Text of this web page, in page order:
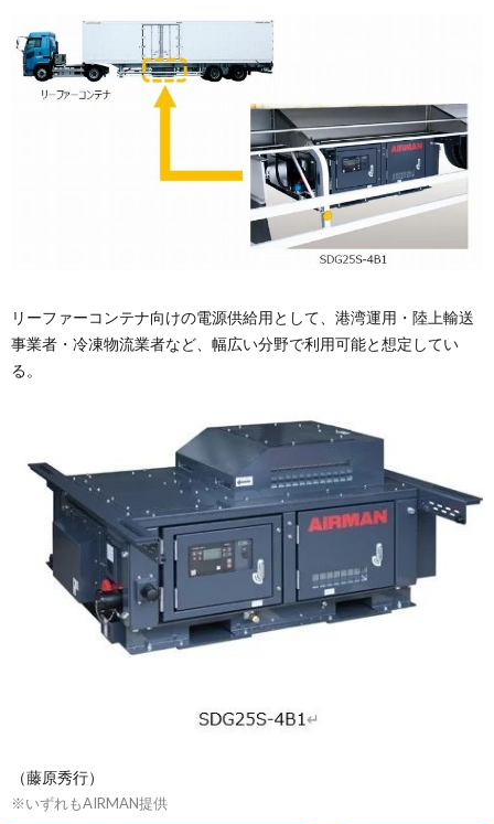
リーファーコンテナ向けの電源供給用として、港湾運用・陸上輸送
事業者・冷凍物流業者など、幅広い分野で利用可能と想定してい
る。
（藤原秀行）
※いずれもAIRMAN提供